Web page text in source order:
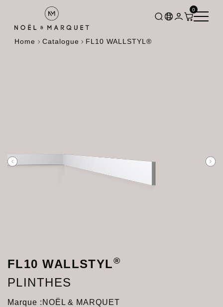
0
Home Catalogue FL10 WALLSTYL®
FL10 WALLSTYL®
PLINTHES
Marque : NOËL & MARQUET